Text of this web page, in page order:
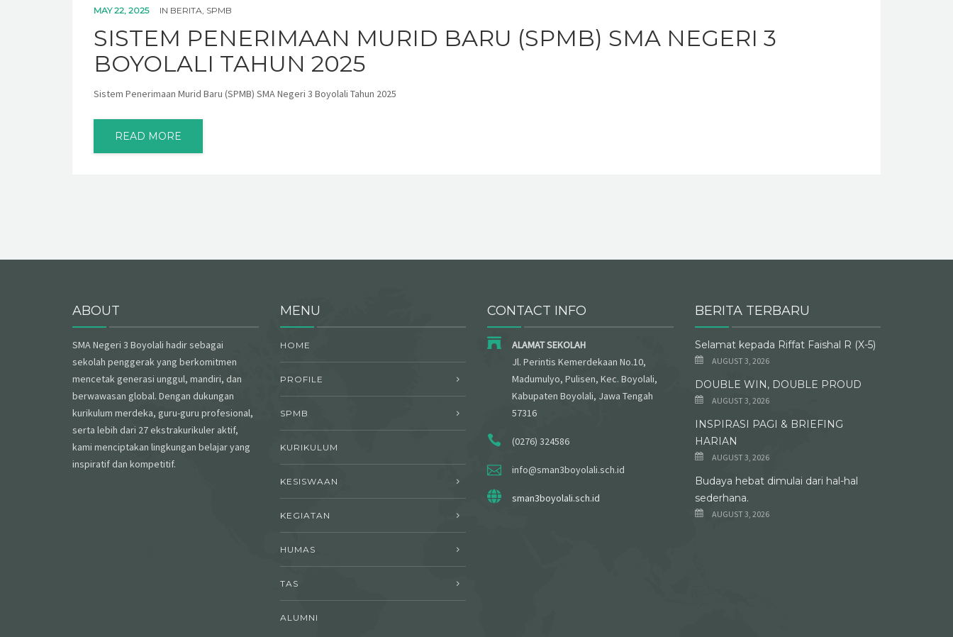
MAY 22, 2025 IN BERITA, SPMB
SISTEM PENERIMAAN MURID BARU (SPMB) SMA NEGERI 3
BOYOLALI TAHUN 2025
Sistem Penerimaan Murid Baru (SPMB) SMA Negeri 3 Boyolali Tahun 2025
READ MORE
ABOUT
SMA Negeri 3 Boyolali hadir sebagai
sekolah penggerak yang berkomitmen
mencetak generasi unggul, mandiri, dan
berwawasan global. Dengan dukungan
kurikulum merdeka, guru-guru profesional,
serta lebih dari 27 ekstrakurikuler aktif,
kami menciptakan lingkungan belajar yang
inspiratif dan kompetitif.
MENU
HOME
PROFILE
SPMB
KURIKULUM
KESISWAAN
KEGIATAN
HUMAS
TAS
ALUMNI
CONTACT INFO
ALAMAT SEKOLAH
Jl. Perintis Kemerdekaan No.10,
Madumulyo, Pulisen, Kec. Boyolali,
Kabupaten Boyolali, Jawa Tengah
57316
(0276) 324586
info@sman3boyolali.sch.id
sman3boyolali.sch.id
BERITA TERBARU
Selamat kepada Riffat Faishal R (X-5)
AUGUST 3, 2026
DOUBLE WIN, DOUBLE PROUD
AUGUST 3, 2026
INSPIRASI PAGI & BRIEFING
HARIAN
AUGUST 3, 2026
Budaya hebat dimulai dari hal-hal
sederhana.
AUGUST 3, 2026